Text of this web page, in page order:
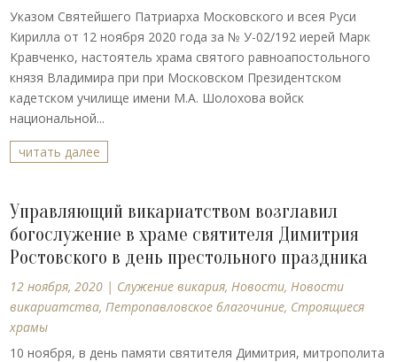
Указом Святейшего Патриарха Московского и всея Руси
Кирилла от 12 ноября 2020 года за № У-02/192 иерей Марк
Кравченко, настоятель храма святого равноапостольного
князя Владимира при при Московском Президентском
кадетском училище имени М.А. Шолохова войск
национальной...
читать далее
Управляющий викариатством возглавил
богослужение в храме святителя Димитрия
Ростовского в день престольного праздника
12 ноября, 2020 | Cлужение викария,Новости,Новости
викариатства,Петропавловское благочиние, Строящиеся
храмы
10 ноября, в день памяти святителя Димитрия, митрополита